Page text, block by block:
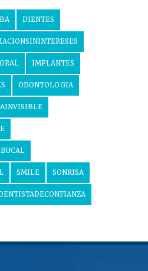
DIENTES
IMPLANTES
ODONTOLOGIA
SMILE SONRISA